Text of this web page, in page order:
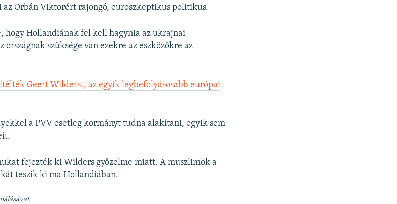
Orbán Viktorért rajongó, euroszkeptikus politikus.
hogy Hollandiának fel kell hagynia az ukrajnai
szüksége van ezekre az eszközökre az
Geert Wilderst, az egyik legbefolyásosabb európai
a PVV esetleg kormányt tudna alakítani, egyik sem
fejezték ki Wilders győzelme miatt. A muszlimok a
teszik ki ma Hollandiában.